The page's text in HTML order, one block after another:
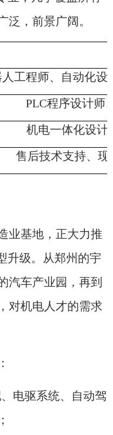
泛，前景广阔。
工程师、自动化设
PLC程序设计师
机电一体化设计
售后技术支持、
业基地，正大力推
升级。从郑州的宇
汽车产业园，再到
对机电人才的需求
电驱系统、自动驾